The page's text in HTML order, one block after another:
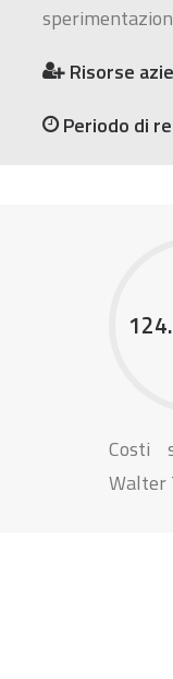
Risorse
Periodo di
Costi
Walter